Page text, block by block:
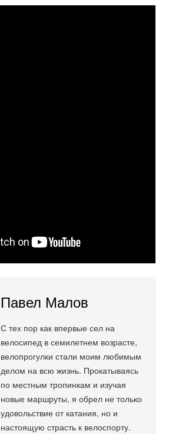
Павел Малов
С тех пор как впервые сел на
велосипед в семилетнем возрасте,
велопрогулки стали моим любимым
делом на всю жизнь. Прокатываясь
по местным тропинкам и изучая
новые маршруты, я обрел не только
удовольствие от катания, но и
настоящую страсть к велоспорту.